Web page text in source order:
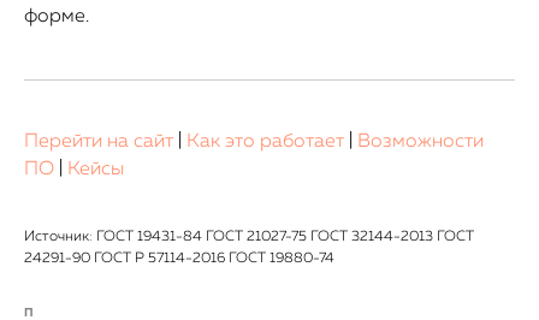
форме.
Перейти на сайт Как это работает
Возможности
ПО
Кейсы
Источник: ГОСТ 19431-84 ГОСТ 21027-75 ГОСТ 32144-2013 ГОСТ
24291-90 ГОСТ Р 57114-2016 ГОСТ 19880-74
П